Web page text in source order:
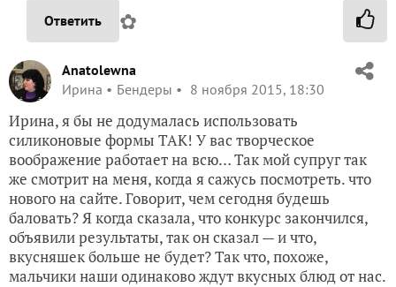
Ответить ✿
Anatolewna
Ирина
Бендеры 8 ноября 2015, 18:30
Ирина, я бы не додумалась использовать
силиконовые формы ТАК! У вас творческое
воображение работает на всю… Так мой супруг так
же смотрит на меня, когда я сажусь посмотреть. что
нового на сайте. Говорит, чем сегодня будешь
баловать? Я когда сказала, что конкурс закончился,
объявили результаты, так он сказал — и что,
вкусняшек больше не будет? Так что, похоже,
мальчики наши одинаково ждут вкусных блюд от нас.